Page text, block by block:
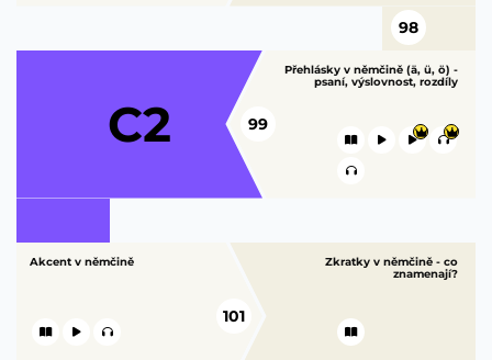
98
C2
Přehlásky v němčině (ä, ü, ö) -
psaní, výslovnost, rozdíly
99
Akcent v němčině
101
Zkratky v němčině - co
znamenají?